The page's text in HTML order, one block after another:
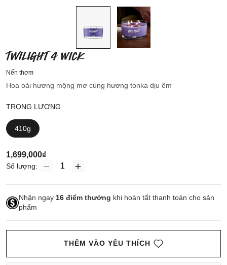
TWILIGHT 4 WICK
Nến thơm
Hoa oải hương mộng mơ cùng hương tonka dịu êm
TRỌNG LƯỢNG
410g
1,699,000₫
Số lượng:
Nhận ngay 16 điểm thưởng khi hoàn tất thanh toán cho sản
phẩm
THÊM VÀO YÊU THÍCH